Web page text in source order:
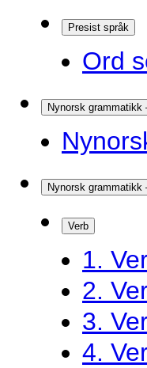
Presist språk
Ord
Nynorsk grammatikk
Nynorsk
Verb
1.
2.
3.
4.